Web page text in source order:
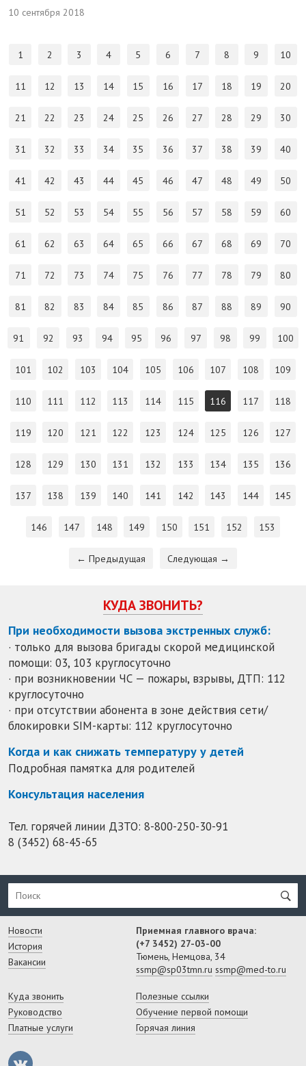
10 сентября 2018
1 2 3 4 5 6 7 8 9 10
11 12 13 14 15 16 17 18 19 20
21 22 23 24 25 26 27 28 29 30
31 32 33 34 35 36 37 38 39 40
41 42 43 44 45 46 47 48 49 50
51 52 53 54 55 56 57 58 59 60
61 62 63 64 65 66 67 68 69 70
71 72 73 74 75 76 77 78 79 80
81 82 83 84 85 86 87 88 89 90
91 92 93 94 95 96 97 98 99 100
101 102 103 104 105 106 107 108 109
110 111 112 113 114 115 116 117 118
119 120 121 122 123 124 125 126 127
128 129 130 131 132 133 134 135 136
137 138 139 140 141 142 143 144 145
146 147 148 149 150 151 152 153
← Предыдущая Следующая →
КУДА ЗВОНИТЬ?
При необходимости вызова экстренных служб:
· только для вызова бригады скорой медицинской
помощи: 03, 103 круглосуточно
· при возникновении ЧС — пожары, взрывы, ДТП: 112
круглосуточно
· при отсутствии абонента в зоне действия сети/
блокировки SIM-карты: 112 круглосуточно
Когда и как снижать температуру у детей
Подробная памятка для родителей
Консультация населения
Тел. горячей линии ДЗТО: 8-800-250-30-91
8 (3452) 68-45-65
Новости
История
Вакансии
Приемная главного врача:
(+7 3452) 27-03-00
Тюмень, Немцова, 34
ssmp@sp03tmn.ru ssmp@med-to.ru
Куда звонить
Руководство
Платные услуги
Полезные ссылки
Обучение первой помощи
Горячая линия